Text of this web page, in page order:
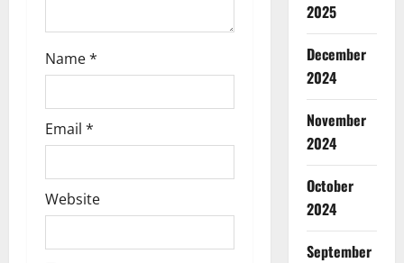
Name*
Email *
Website
2025
December
2024
November
2024
October
2024
September